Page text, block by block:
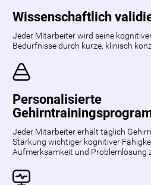
Wissenschaftlich
Jeder Mitarbeiter wird seine
Bedürfnisse durch kurze, klinisch
Personalisierte
Jeder Mitarbeiter erhält täglich
Stärkung wichtiger kognitiver
Aufmerksamkeit und Problemlösung